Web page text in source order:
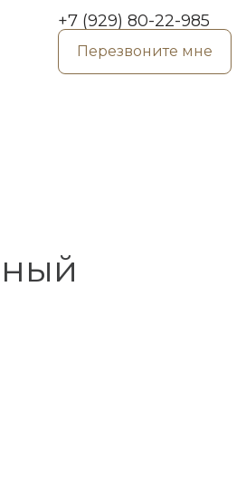
+7 (929) 80-22-985
Перезвоните мне